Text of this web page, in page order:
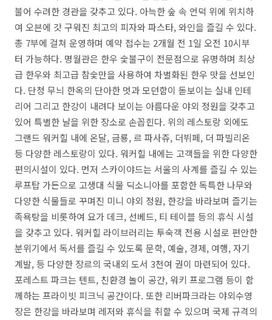
불어 수려한 경관을 갖추고 있다. 아늑한 숲 속 언덕 위에 위치하
여 오븐에 갓 구워진 최고의 피자와 파스타, 와인을 즐길 수 있다.
총 7부에 걸쳐 운영하며 예약 접수는 2개월 전 1일 오전 10시부
터 가능하다. 명월관은 한우 숯불구이 전문점으로 유명하며 최상
급 한우와 최고급 참숯만을 사용하여 차별화된 한우 맛을 선보인
다. 단청 무늬 한옥의 단아한 멋과 모던함이 돋보이는 실내 인테
리어 그리고 한강이 내려다 보이는 아름다운 야외 정원을 갖추고
있어 특별한 날을 위한 장소로 손꼽힌다. 위의 레스토랑 외에도
그랜드 워커힐 내에 온달, 금룡, 르 파사쥬, 더뷔페, 더 파빌리온
등 다양한 레스토랑이 있다. 워커힐 내에는 고객들을 위한 다양한
편의시설이 있다. 먼저 스카이야드는 서울의 사계를 즐길 수 있는
루프탑 가든으로 고생대 식물 딕소니아를 포함한 독특한 나무와
다양한 식물들로 꾸며진 미니 야외 정원, 한강을 바라보며 즐기는
족욕탕을 비롯하여 요가 데크, 선베드, 티 테이블 등의 휴식 시설
을 갖추고 있다. 워커힐 라이브러리는 투숙객 전용 시설로 편안한
분위기에서 독서를 즐길 수 있도록 문학, 예술, 경제, 여행, 자기
계발, 등 다양한 장르의 국내외 도서 3천여 권이 마련되어 있다.
포레스트 파크는 텐트, 친환경 놀이 공간, 워키 프로그램 등이 함
께하는 프라이빗 피크닉 공간이다. 또한 리버파크라는 야외수영
장은 한강을 바라보며 레저와 휴식을 취할 수 있으며 국제 규격의